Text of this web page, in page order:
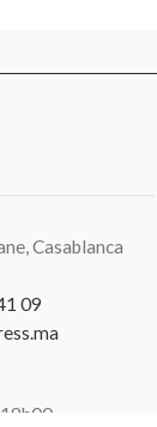
Casablanca
09